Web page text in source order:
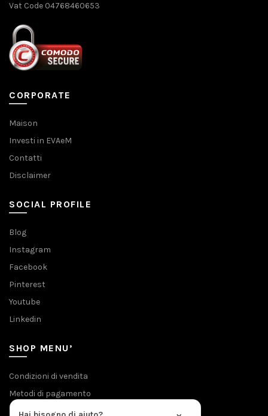
Vat Code 04768460653
CORPORATE
Maison
Investi in EVAeM
Contatti
Disclaimer
SOCIAL PROFILE
Blog
Instagram
Facebook
Pinterest
Youtube
Linkedin
SHOP MENU’
Condizioni di vendita
Metodi di pagamento
Privacy & Cookies